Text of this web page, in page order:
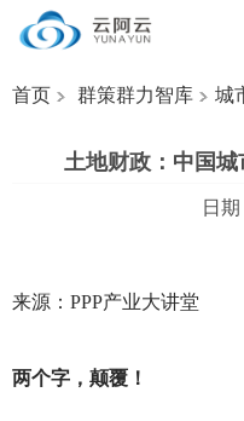
首页 群策群力智库 城
土地财政：中国
日
来源：PPP产业大讲堂
两个字，颠覆！